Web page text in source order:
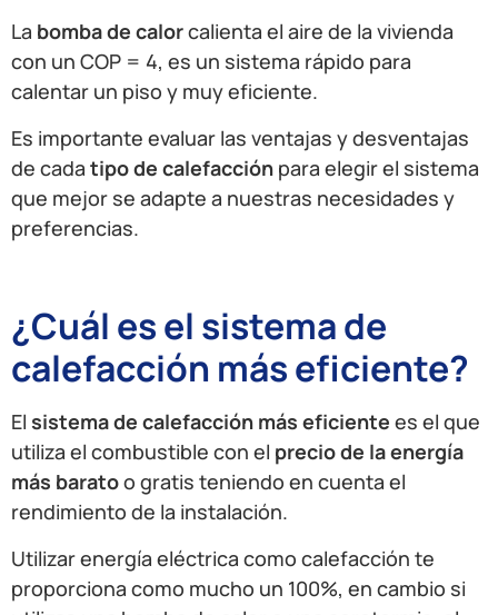
La bomba de calorcalienta el aire de la vivienda
con un COP = 4, es un sistema rápido para
calentar un piso y muy eficiente.
Es importante evaluar las ventajas y desventajas
de cada tipo de calefacción para elegir el sistema
que mejor se adapte a nuestras necesidades y
preferencias.
¿Cuál es el sistema de
calefacción más eficiente?
El sistema de calefacción más eficiente es el que
utiliza el combustible con el precio de la energía
más baratoo gratis teniendo en cuenta el
rendimiento de la instalación.
Utilizar energía eléctrica como calefacción te
proporciona como mucho un 100%, en cambio si